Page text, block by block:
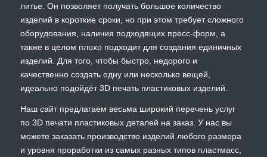
литье. Он позволяет получать большое количество
изделий в короткие сроки, но при этом требует сложного
оборудования, наличия подходящих пресс-форм, а
также в целом плохо подходит для создания единичных
изделий. Для того, чтобы быстро, недорого и
качественно создать одну или несколько вещей,
идеально подойдёт 3D печать пластиковых изделий.
Наш сайт предлагаем весьма широкий перечень услуг
по 3D печати пластиковых деталей на заказ. У нас вы
можете заказать производство изделий любого размера
и уровня проработки из самых разных типов пластмасс,